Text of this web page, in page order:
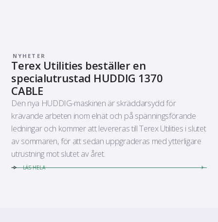
NYHETER
Terex Utilities beställer en
specialutrustad HUDDIG 1370
CABLE
Den nya HUDDIG-maskinen är skräddarsydd för
krävande arbeten inom elnät och på spänningsförande
ledningar och kommer att levereras till Terex Utilities i slutet
av sommaren, för att sedan uppgraderas med ytterligare
utrustning mot slutet av året.
LÄS HELA